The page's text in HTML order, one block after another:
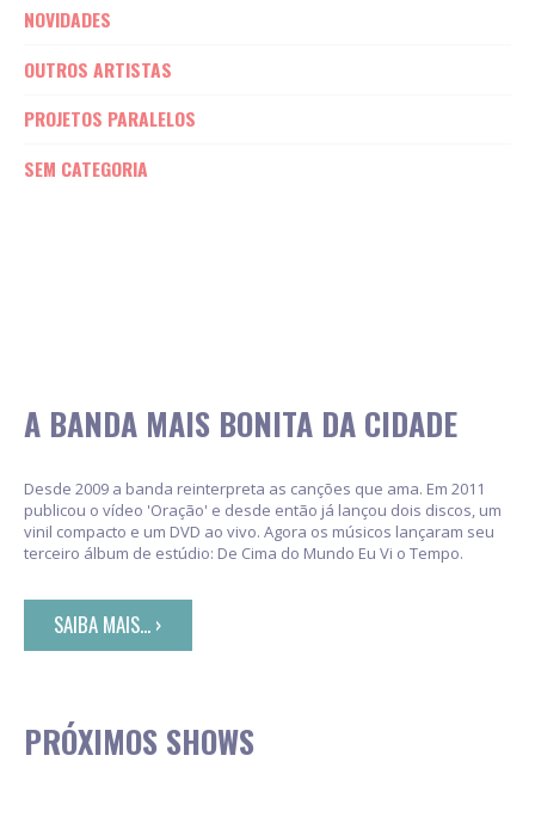
NOVIDADES
OUTROS ARTISTAS
PROJETOS PARALELOS
SEM CATEGORIA
A BANDA MAIS BONITA DA CIDADE
Desde 2009 a banda reinterpreta as canções que ama. Em 2011
publicou o vídeo 'Oração' e desde então já lançou dois discos, um
vinil compacto e um DVD ao vivo. Agora os músicos lançaram seu
terceiro álbum de estúdio: De Cima do Mundo Eu Vi o Tempo.
SAIBA MAIS... ›
PRÓXIMOS SHOWS